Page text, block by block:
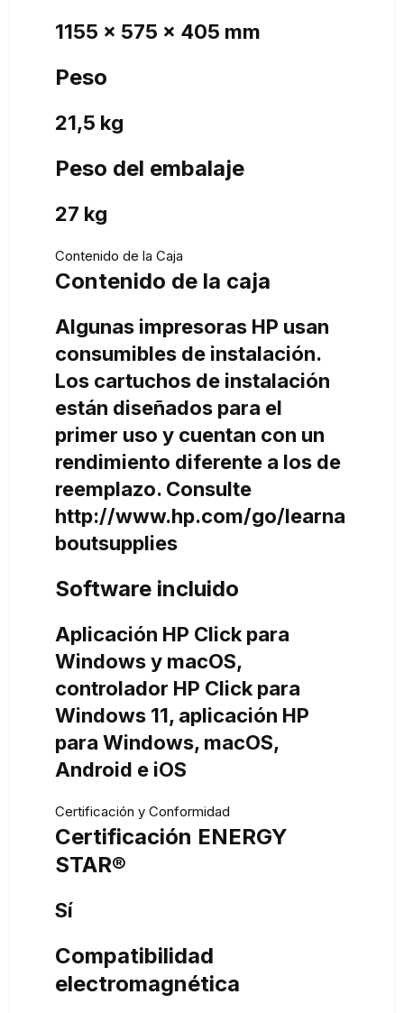
1155 x 575 x 405 mm
Peso
21,5 kg
Peso del embalaje
27 kg
Contenido de la Caja
Contenido de la caja
Algunas impresoras HP usan
consumibles de instalación.
Los cartuchos de instalación
están diseñados para el
primer uso y cuentan con un
rendimiento diferente a los de
reemplazo. Consulte
http://www.hp.com/go/learna
boutsupplies
Software incluido
Aplicación HP Click para
Windows y macOS,
controlador HP Click para
Windows 11, aplicación HP
para Windows, macOS,
Android e iOS
Certificación y Conformidad
Certificación ENERGY
STAR®
Sí
Compatibilidad
electromagnética